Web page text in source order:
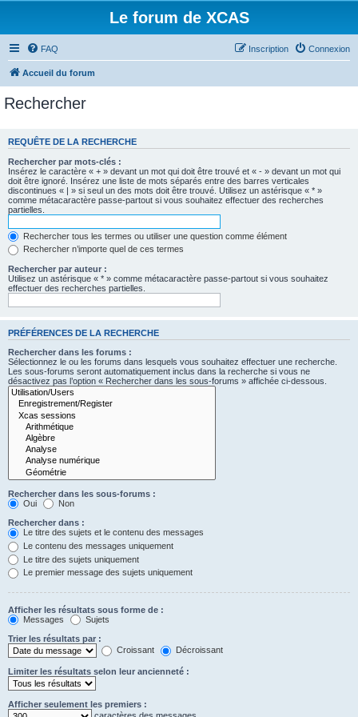
Le forum de XCAS
FAQ Connexion
Inscription
Accueil du forum
Rechercher
REQUÊTE DE LA RECHERCHE
Rechercher par mots-clés :
Insérez le caractère « + » devant un mot qui doit être trouvé et « - » devant un mot qui
doit être ignoré. Insérez une liste de mots séparés entre des barres verticales
discontinues « | » si seul un des mots doit être trouvé. Utilisez un astérisque « * »
comme métacaractère passe-partout si vous souhaitez effectuer des recherches
partielles.
Rechercher tous les termes ou utiliser une question comme élément
Rechercher n’importe quel de ces termes
Rechercher par auteur :
Utilisez un astérisque « * » comme métacaractère passe-partout si vous souhaitez
effectuer des recherches partielles.
PRÉFÉRENCES DE LA RECHERCHE
Rechercher dans les forums :
Sélectionnez le ou les forums dans lesquels vous souhaitez effectuer une recherche.
Les sous-forums seront automatiquement inclus dans la recherche si vous ne
désactivez pas l’option « Rechercher dans les sous-forums » affichée ci-dessous.
Rechercher dans les sous-forums :
Oui
Non
Rechercher dans :
Le titre des sujets et le contenu des messages
Le contenu des messages uniquement
Le titre des sujets uniquement
Le premier message des sujets uniquement
Afficher les résultats sous forme de :
Messages
Sujets
Trier les résultats par :
Croissant
Décroissant
Limiter les résultats selon leur ancienneté :
Afficher seulement les premiers :